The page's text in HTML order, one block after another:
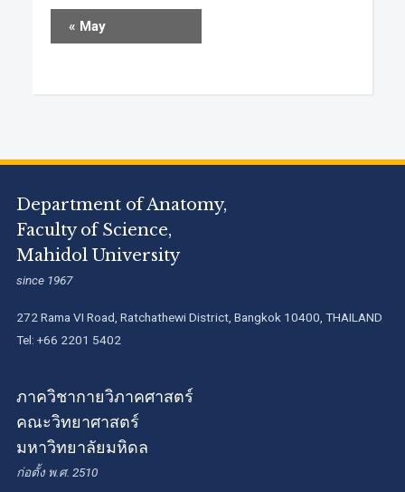
« May
Department of Anatomy,
Faculty of Science,
Mahidol University
since 1967
272 Rama VI Road, Ratchathewi District, Bangkok 10400, THAILAND
Tel: +66 2201 5402
ภาควิชากายวิภาคศาสตร์
คณะวิทยาศาสตร์
มหาวิทยาลัยมหิดล
ก่อตั้ง พ.ศ. 2510